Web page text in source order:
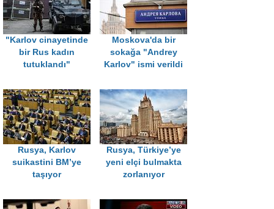
"Karlov cinayetinde
bir Rus kadın
tutuklandı"
Moskova'da bir
sokağa "Andrey
Karlov" ismi verildi
Rusya, Karlov
suikastini BM’ye
taşıyor
Rusya, Türkiye’ye
yeni elçi bulmakta
zorlanıyor